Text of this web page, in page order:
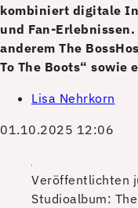
kombiniert digitale
und Fan-
anderem The
To The Boots“ sowie
Lisa Nehrkorn
01.10.2025 12:06
Veröffentlichten
Studioalbum: